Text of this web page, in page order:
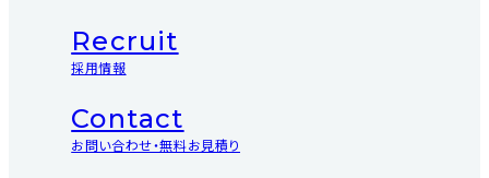
Recruit
採用情報
Contact
お問い合わせ・無料お見積り